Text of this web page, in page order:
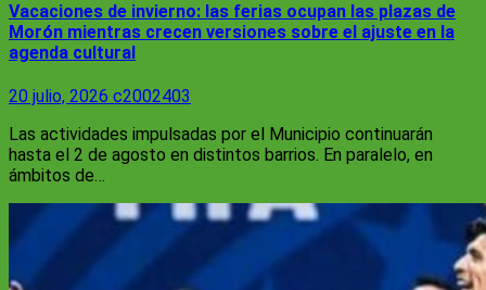
Vacaciones de invierno: las ferias ocupan las plazas de
Morón mientras crecen versiones sobre el ajuste en la
agenda cultural
20 julio, 2026 c2002403
Las actividades impulsadas por el Municipio continuarán
hasta el 2 de agosto en distintos barrios. En paralelo, en
ámbitos de…